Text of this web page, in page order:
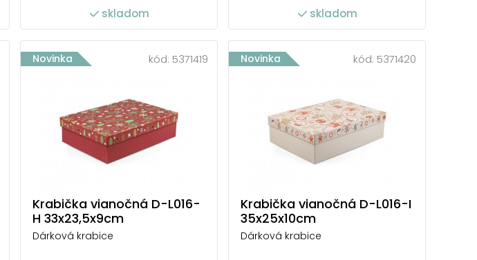
skladom skladom
Novinka kód: 5371419
Krabička vianočná D-L016-
H 33x23,5x9cm
Dárková krabice
Novinka kód: 5371420
Krabička vianočná D-L016-I
35x25x10cm
Dárková krabice